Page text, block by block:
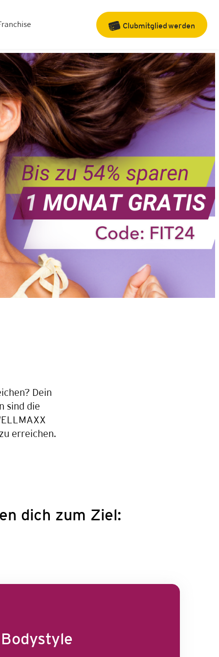
Clubmitgliedwerden
Dein
sind die
erreichen.
dich zum Ziel: